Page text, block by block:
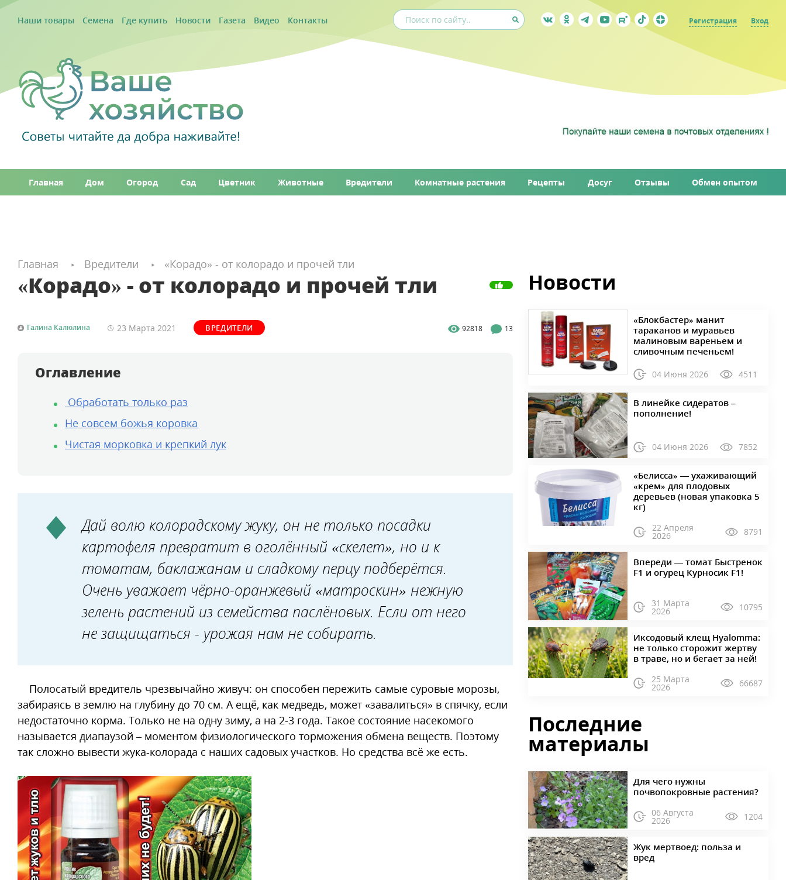
Наши товары Семена Где купить Новости Газета Видео Контакты Регистрация Вход
Главная Дом Огород Сад Цветник Животные Вредители Комнатные растения Рецепты Досуг Отзывы Обмен опытом
Главная Вредители «Корадо» - от колорадо и прочей тли
«Корадо» - от колорадо и прочей тли
Галина Калюлина 23 Марта 2021 ВРЕДИТЕЛИ 92818 13
Оглавление
Обработать только раз
Не совсем божья коровка
Чистая морковка и крепкий лук
Дай волю колорадскому жуку, он не только посадки
картофеля превратит в оголённый «скелет», но и к
томатам, баклажанам и сладкому перцу подберётся.
Очень уважает чёрно-оранжевый «матроскин» нежную
зелень растений из семейства паслёновых. Если от него
не защищаться - урожая нам не собирать.
Полосатый вредитель чрезвычайно живуч: он способен пережить самые суровые морозы,
забираясь в землю на глубину до 70 см. А ещё, как медведь, может «завалиться» в спячку, если
недостаточно корма. Только не на одну зиму, а на 2-3 года. Такое состояние насекомого
называется диапаузой – моментом физиологического торможения обмена веществ. Поэтому
так сложно вывести жука-колорада с наших садовых участков. Но средства всё же есть.
Новости
«Блокбастер» манит
тараканов и муравьев
малиновым вареньем и
сливочным печеньем!
04 Июня 2026 4511
В линейке сидератов –
пополнение!
04 Июня 2026 7852
«Белисса» — ухаживающий
«крем» для плодовых
деревьев (новая упаковка 5
кг)
22 Апреля
2026 8791
Впереди — томат Быстренок
F1 и огурец Курносик F1!
31 Марта
2026 10795
Иксодовый клещ Hyalomma:
не только сторожит жертву
в траве, но и бегает за ней!
25 Марта
2026 66687
Последние
материалы
Для чего нужны
почвопокровные растения?
06 Августа
2026 1204
Жук мертвоед: польза и
вред